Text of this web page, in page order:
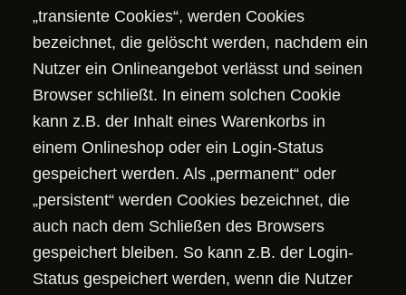
„transiente Cookies“, werden Cookies
bezeichnet, die gelöscht werden, nachdem ein
Nutzer ein Onlineangebot verlässt und seinen
Browser schließt. In einem solchen Cookie
kann z.B. der Inhalt eines Warenkorbs in
einem Onlineshop oder ein Login-Status
gespeichert werden. Als „permanent“ oder
„persistent“ werden Cookies bezeichnet, die
auch nach dem Schließen des Browsers
gespeichert bleiben. So kann z.B. der Login-
Status gespeichert werden, wenn die Nutzer